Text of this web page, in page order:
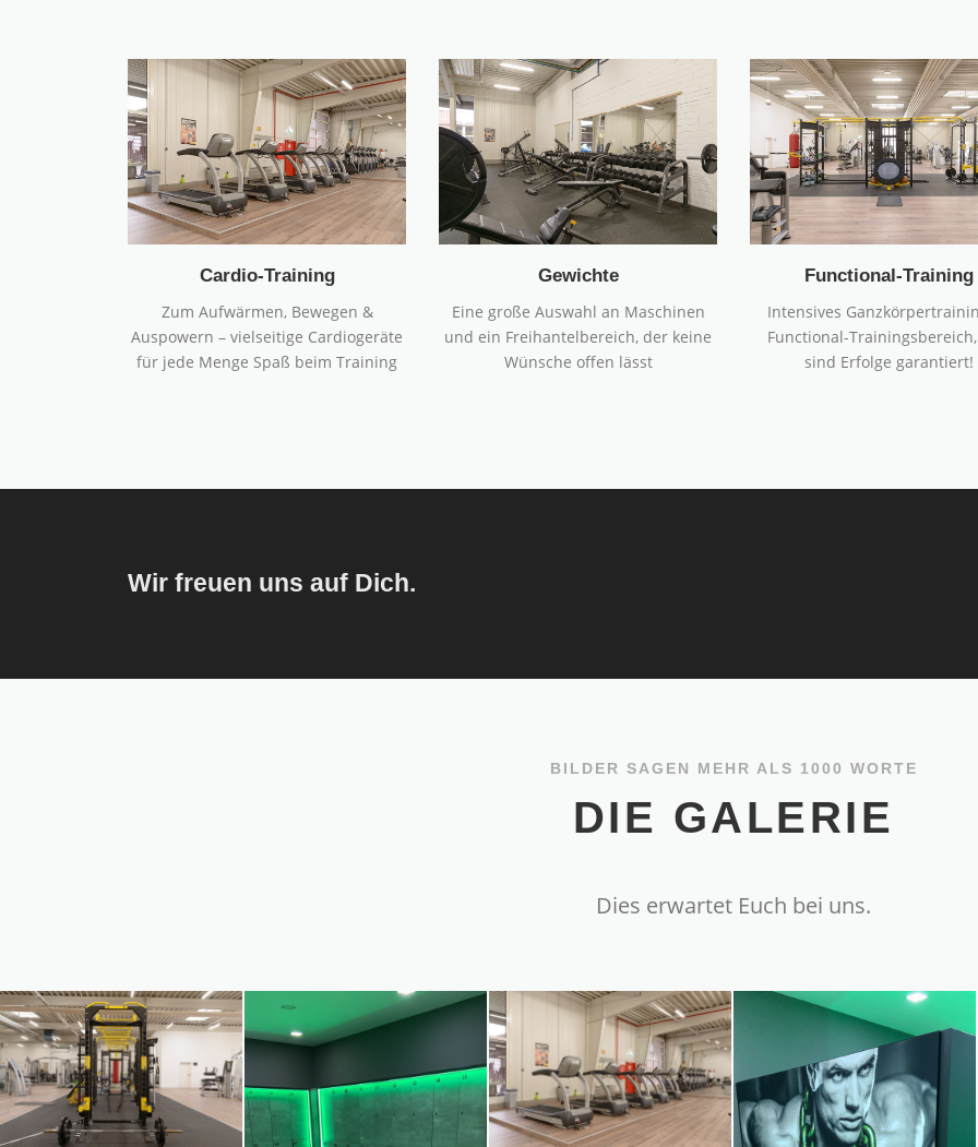
Cardio-Training
Zum Aufwärmen, Bewegen &
Auspowern – vielseitige Cardiogeräte
für jede Menge Spaß beim Training
Gewichte
Eine große Auswahl an Maschinen
und ein Freihantelbereich, der keine
Wünsche offen lässt
Functional-Training
Intensives
Functional-
sind Erfolge garantiert!
Wir freuen uns auf Dich.
BILDER SAGEN MEHR ALS 1000 WORTE
DIE GALERIE
Dies erwartet Euch bei uns.